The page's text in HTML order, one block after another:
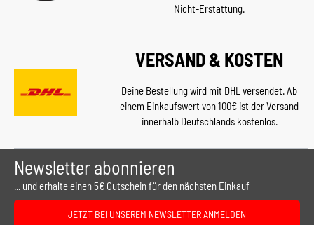
Nicht-Erstattung.
VERSAND & KOSTEN
Deine Bestellung wird mit DHL versendet. Ab
einem Einkaufswert von 100€ ist der Versand
innerhalb Deutschlands kostenlos.
Newsletter abonnieren
... und erhalte einen 5€ Gutschein für den nächsten Einkauf
JETZT BEI UNSEREM NEWSLETTER ANMELDEN